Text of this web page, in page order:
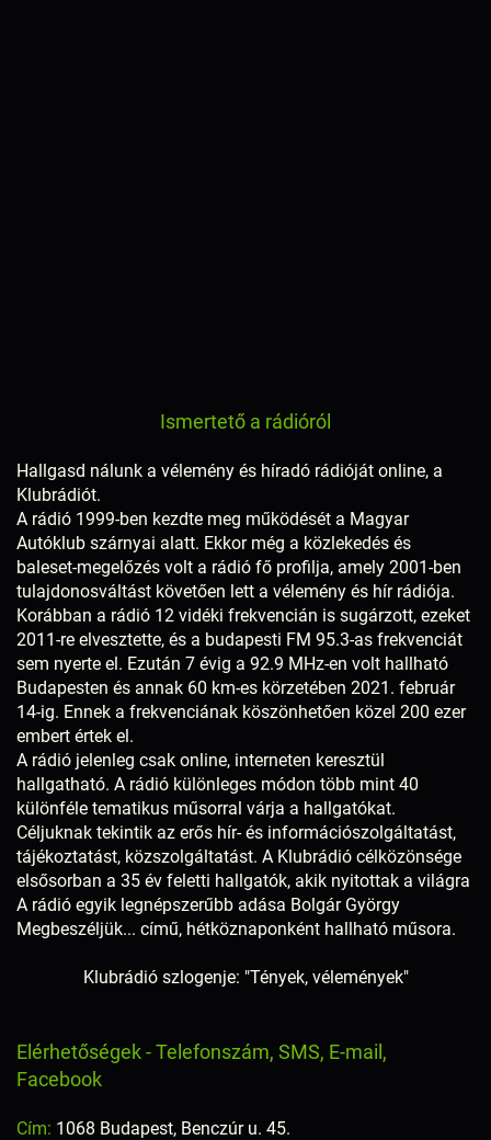
Ismertető a rádióról
Hallgasd nálunk a vélemény és híradó rádióját online, a
Klubrádiót.
A rádió 1999-ben kezdte meg működését a Magyar
Autóklub szárnyai alatt. Ekkor még a közlekedés és
baleset-megelőzés volt a rádió fő profilja, amely 2001-ben
tulajdonosváltást követően lett a vélemény és hír rádiója.
Korábban a rádió 12 vidéki frekvencián is sugárzott, ezeket
2011-re elvesztette, és a budapesti FM 95.3-as frekvenciát
sem nyerte el. Ezután 7 évig a 92.9 MHz-en volt hallható
Budapesten és annak 60 km-es körzetében 2021. február
14-ig. Ennek a frekvenciának köszönhetően közel 200 ezer
embert értek el.
A rádió jelenleg csak online, interneten keresztül
hallgatható. A rádió különleges módon több mint 40
különféle tematikus műsorral várja a hallgatókat.
Céljuknak tekintik az erős hír- és információszolgáltatást,
tájékoztatást, közszolgáltatást. A Klubrádió célközönsége
elsősorban a 35 év feletti hallgatók, akik nyitottak a világra
A rádió egyik legnépszerűbb adása Bolgár György
Megbeszéljük... című, hétköznaponként hallható műsora.
Klubrádió szlogenje: "Tények, vélemények"
Elérhetőségek - Telefonszám, SMS, E-mail,
Facebook
Cím: 1068 Budapest, Benczúr u. 45.